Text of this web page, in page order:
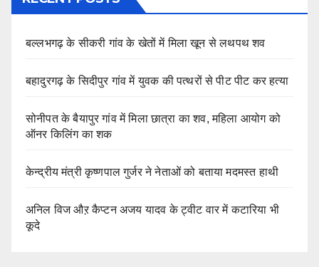
बल्लभगढ़ के सीकरी गांव के खेतों में मिला खून से लथपथ शव
बहादुरगढ़ के सिदीपुर गांव में युवक की पत्थरों से पीट पीट कर हत्या
सोनीपत के बैयापुर गांव में मिला छात्रा का शव, महिला आयोग को
ऑनर किलिंग का शक
केन्द्रीय मंत्री कृष्णपाल गुर्जर ने नेताओं को बताया मदमस्त हाथी
अनिल विज औऱ कैप्टन अजय यादव के ट्वीट वार में कटारिया भी
कूदे